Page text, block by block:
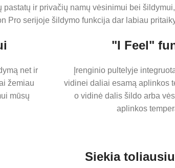
pastatų ir privačių namų vėsinimui bei
Pro serijoje šildymo funkcija dar labiau
net ir
žemiau
mūsų
"I Feel"
Įrenginio pultelyje
vidinei daliai esamą aplinkos
o vidinė dalis šildo arba
aplinkos
Siekia